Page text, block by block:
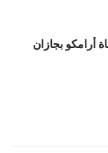
أرامكو بجازان